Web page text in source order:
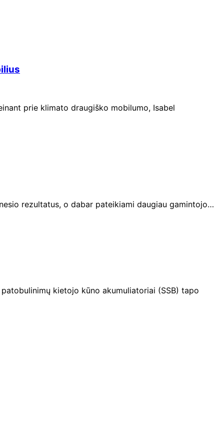
prie klimato draugiško mobilumo, Isabel
rezultatus, o dabar pateikiami daugiau gamintojo…
kietojo kūno akumuliatoriai (SSB) tapo